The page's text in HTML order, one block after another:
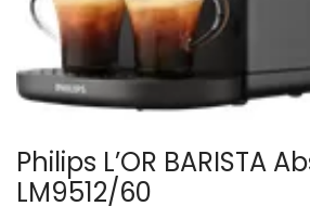
Philips L’OR BARISTA
LM9512/60